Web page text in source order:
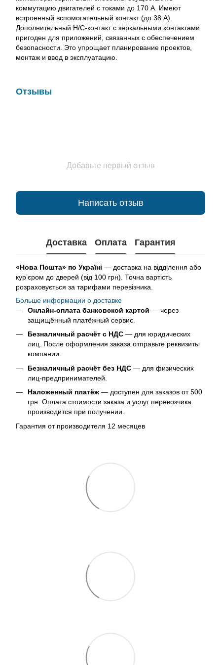
коммутацию двигателей с токами до 170 А. Имеют
встроенный вспомогательный контакт (до 38 А).
Дополнительный Н/С-контакт с зеркальными контактами
пригоден для приложений, связанных с обеспечением
безопасности. Это упрощает планирование проектов,
монтаж и ввод в эксплуатацию.
Отзывы
Добавьте первый отзыв
Написать отзыв
Доставка Оплата Гарантия
«Нова Пошта» по Україні — доставка на відділення або
кур’єром до дверей (від 100 грн). Точна вартість
розраховується за тарифами перевізника.
Больше информации о доставке
Онлайн-оплата банковской картой — через
защищённый платёжный сервис.
Безналичный расчёт с НДС — для юридических
лиц. После оформления заказа отправьте реквизиты
компании.
Безналичный расчёт без НДС — для физических
лиц-предпринимателей.
Наложенный платёж — доступен для заказов от 500
грн. Оплата стоимости заказа и услуг перевозчика
производится при получении.
Гарантия от производителя 12 месяцев